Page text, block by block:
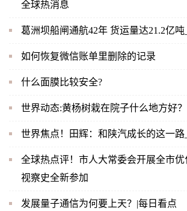
全球热消息
葛洲坝船闸通航42年 货运量达21.2亿
如何恢复微信账单里删除的记录
什么面膜比较安全?
世界动态:黄杨树栽在院子什么地方好？
世界焦点！田辉：和陕汽成长的这一路
全球热点评！市人大常委会开展全市
视察史全新参加
发展量子通信为何要上天？|每日看点